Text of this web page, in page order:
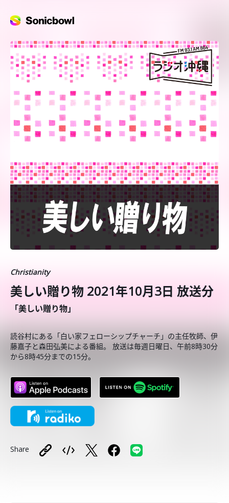
Christianity
美しい贈り物 2021年10月3日 放送分
「美しい贈り物」
読谷村にある「白い家フェローシップチャーチ」の主任牧師、伊
藤嘉子と森田弘美による番組。 放送は毎週日曜日、午前8時30分
から8時45分までの15分。
Share